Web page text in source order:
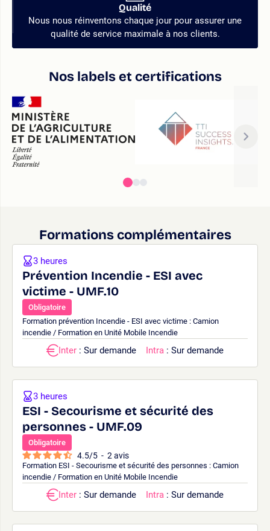
Qualité
Nous nous réinventons chaque jour pour assurer une
qualité de service maximale à nos clients.
Nos labels et certifications
Formations complémentaires
Prévention Incendie - ESI avec
victime - UMF.10
Obligatoire
Formation prévention Incendie - ESI avec victime : Camion
incendie / Formation en Unité Mobile Incendie
3 heures
Inter : Sur demande Intra : Sur demande
ESI - Secourisme et sécurité des
personnes - UMF.09
Obligatoire
4.5/5 - 2 avis
Formation ESI - Secourisme et sécurité des personnes : Camion
incendie / Formation en Unité Mobile Incendie
3 heures
Inter : Sur demande Intra : Sur demande